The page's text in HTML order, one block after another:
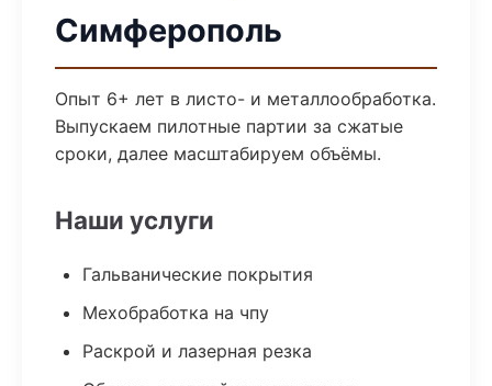
Симферополь
Опыт 6+ лет в листо- и металлообработка.
Выпускаем пилотные партии за сжатые
сроки, далее масштабируем объёмы.
Наши услуги
Гальванические покрытия
Мехобработка на чпу
Раскрой и лазерная резка